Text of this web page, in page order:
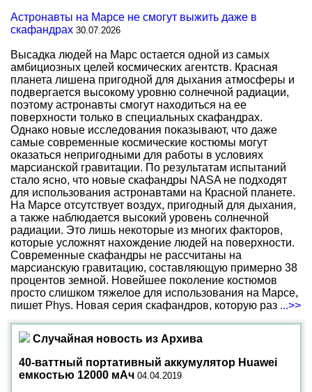
Астронавты на Марсе не смогут выжить даже в
скафандрах 30.07.2026
Высадка людей на Марс остается одной из самых
амбициозных целей космических агентств. Красная
планета лишена пригодной для дыхания атмосферы и
подвергается высокому уровню солнечной радиации,
поэтому астронавты смогут находиться на ее
поверхности только в специальных скафандрах.
Однако новые исследования показывают, что даже
самые современные космические костюмы могут
оказаться непригодными для работы в условиях
марсианской гравитации. По результатам испытаний
стало ясно, что новые скафандры NASA не подходят
для использования астронавтами на Красной планете.
На Марсе отсутствует воздух, пригодный для дыхания,
а также наблюдается высокий уровень солнечной
радиации. Это лишь некоторые из многих факторов,
которые усложнят нахождение людей на поверхности.
Современные скафандры не рассчитаны на
марсианскую гравитацию, составляющую примерно 38
процентов земной. Новейшее поколение костюмов
просто слишком тяжелое для использования на Марсе,
пишет Phys. Новая серия скафандров, которую раз ...>>
Случайная новость из Архива
40-ваттный портативный аккумулятор Huawei
емкостью 12000 мАч 04.04.2019